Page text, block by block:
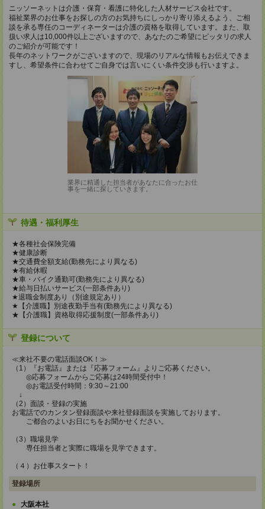
ニッソーネットは介護・保育・看護に特化した人材サービス会社です。
福祉業界のお仕事をお探しの方のお気持ちにしっかり寄り添えるよう、ご相
談を承る専任のコーディネーターは介護の資格を取得しています。また、取
扱い求人は10,000件以上ございますので、あなたのご希望にピッタリの求人
のご紹介が可能です！
長年のネットワークがございますので、現場のリアルな情報もお伝えできま
すし、希望条件に合わせてご自身では言いにくい条件交渉も行いますよ。
業界に精通した担当者があなたに合ったお仕
事を一緒に探していきます。
待遇・福利厚生
★各種社会保険完備
★健康診断
★交通費全額支給(勤務先により異なる)
★有給休暇
★車・バイク通勤可(勤務先により異なる)
★給与日払いサービス(一部条件あり)
★退職金制度あり（別途規定あり）
★【介護職】別途夜勤手当有(勤務先により異なる)
★【介護職】資格取得応援制度(一部条件あり)
登録について
≪来社不要の電話面談OK！≫
（1）『お電話』または『応募フォーム』よりご応募ください。
◎応募フォームからご応募は24時間受付中！
◎お電話受付時間：9:30～21:00
↓
（2）面談・登録の実施
お電話でのカンタン登録面談や来社登録面談を実施しております。
ご都合のよいお日にちをお聞かせください。
（3）職場見学
専任担当者と実際に職場を見学できます。
（４）お仕事スタート！
登録場所
大阪本社